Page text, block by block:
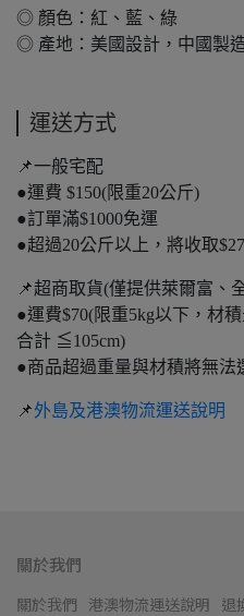
◎ 顏色：紅、藍、綠
◎ 產地：美國設計，中國製
運送方式
📌一般宅配
●運費 $150(限重20公斤)
●訂單滿$1000免運
●超過20公斤以上，將收取
📌超商取貨(僅提供萊爾富、
●運費$70(限重5kg以下，材
合計 ≦105cm)
●商品超過重量與材積將無法
📌外島及港澳物流運送說明
關於我們
關於我們 港澳物流運送說明 退